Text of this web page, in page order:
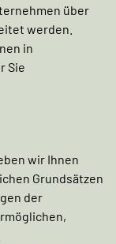
über
werden.
in
Sie
wir Ihnen
Grundsätzen
der